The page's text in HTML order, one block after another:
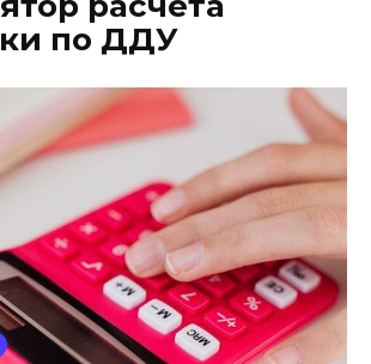
по ДДУ